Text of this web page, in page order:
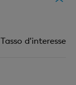
Tasso d’interesse